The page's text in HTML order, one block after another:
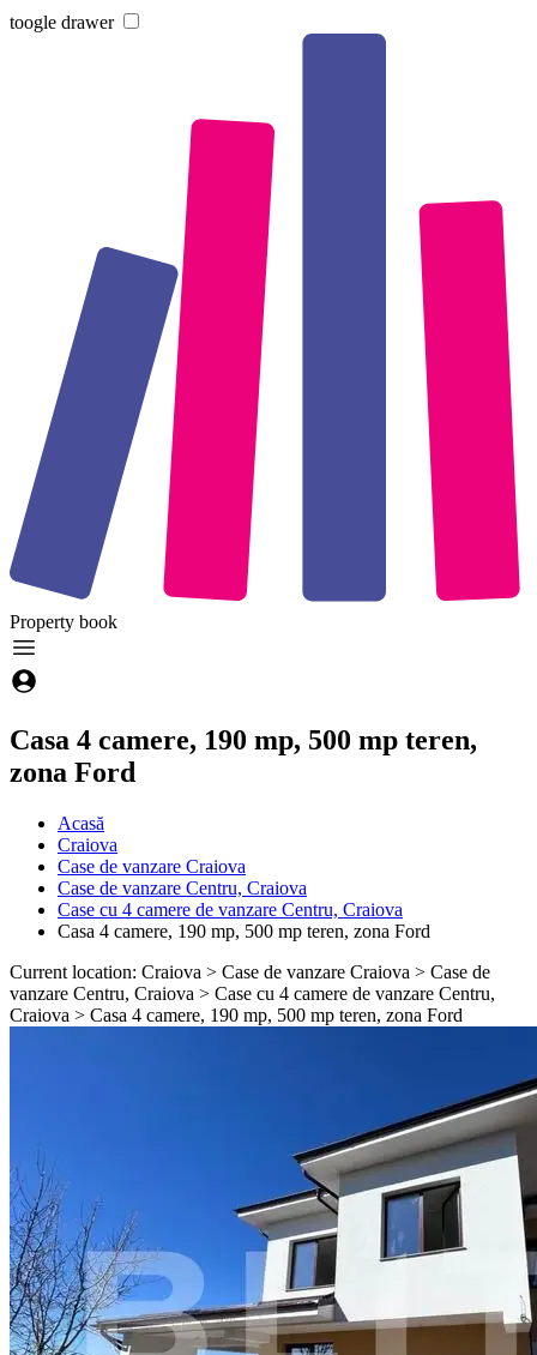
toogle drawer
Property book
Casa 4 camere, 190 mp, 500 mp teren,
zona Ford
Acasă
Craiova
Case de vanzare Craiova
Case de vanzare Centru, Craiova
Case cu 4 camere de vanzare Centru, Craiova
Casa 4 camere, 190 mp, 500 mp teren, zona Ford
Current location: Craiova > Case de vanzare Craiova > Case de
vanzare Centru, Craiova > Case cu 4 camere de vanzare Centru,
Craiova > Casa 4 camere, 190 mp, 500 mp teren, zona Ford